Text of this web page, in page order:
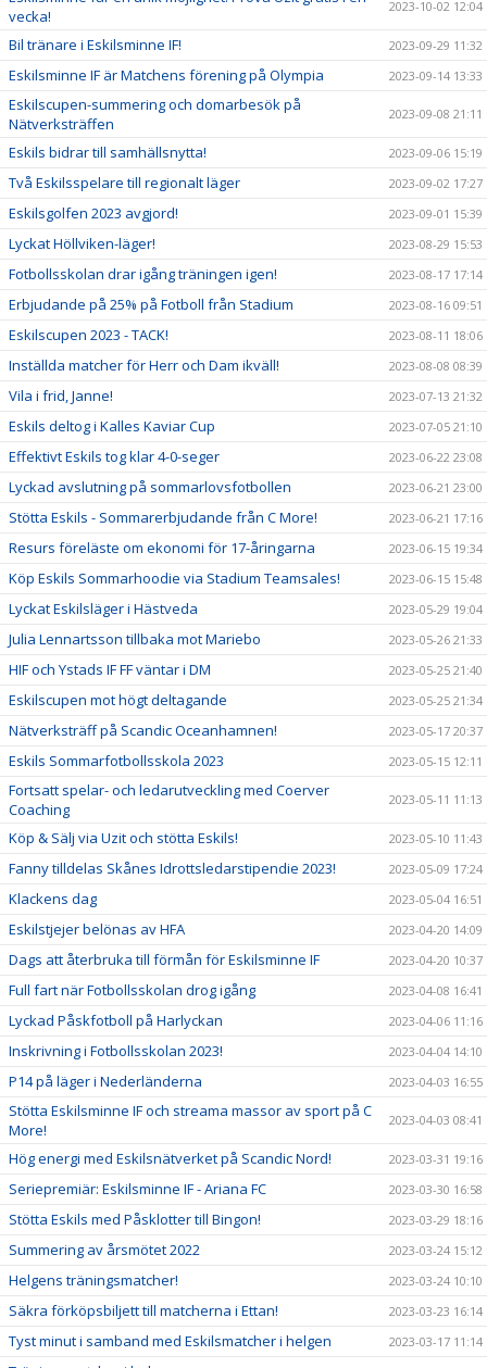
vecka!
2023-10-02 12:04
Bil tränare i Eskilsminne IF! 2023-09-29 11:32
Eskilsminne IF är Matchens förening på Olympia 2023-09-14 13:33
Eskilscupen-summering och domarbesök på
Nätverksträffen
2023-09-08 21:11
Eskils bidrar till samhällsnytta! 2023-09-06 15:19
Två Eskilsspelare till regionalt läger 2023-09-02 17:27
Eskilsgolfen 2023 avgjord! 2023-09-01 15:39
Lyckat Höllviken-läger! 2023-08-29 15:53
Fotbollsskolan drar igång träningen igen! 2023-08-17 17:14
Erbjudande på 25% på Fotboll från Stadium 2023-08-16 09:51
Eskilscupen 2023 - TACK! 2023-08-11 18:06
Inställda matcher för Herr och Dam ikväll! 2023-08-08 08:39
Vila i frid, Janne! 2023-07-13 21:32
Eskils deltog i Kalles Kaviar Cup 2023-07-05 21:10
Effektivt Eskils tog klar 4-0-seger 2023-06-22 23:08
Lyckad avslutning på sommarlovsfotbollen 2023-06-21 23:00
Stötta Eskils - Sommarerbjudande från C More! 2023-06-21 17:16
Resurs föreläste om ekonomi för 17-åringarna 2023-06-15 19:34
Köp Eskils Sommarhoodie via Stadium Teamsales! 2023-06-15 15:48
Lyckat Eskilsläger i Hästveda 2023-05-29 19:04
Julia Lennartsson tillbaka mot Mariebo 2023-05-26 21:33
HIF och Ystads IF FF väntar i DM 2023-05-25 21:40
Eskilscupen mot högt deltagande 2023-05-25 21:34
Nätverksträff på Scandic Oceanhamnen! 2023-05-17 20:37
Eskils Sommarfotbollsskola 2023 2023-05-15 12:11
Fortsatt spelar- och ledarutveckling med Coerver
Coaching
2023-05-11 11:13
Köp & Sälj via Uzit och stötta Eskils! 2023-05-10 11:43
Fanny tilldelas Skånes Idrottsledarstipendie 2023! 2023-05-09 17:24
Klackens dag 2023-05-04 16:51
Eskilstjejer belönas av HFA 2023-04-20 14:09
Dags att återbruka till förmån för Eskilsminne IF 2023-04-20 10:37
Full fart när Fotbollsskolan drog igång 2023-04-08 16:41
Lyckad Påskfotboll på Harlyckan 2023-04-06 11:16
Inskrivning i Fotbollsskolan 2023! 2023-04-04 14:10
P14 på läger i Nederländerna 2023-04-03 16:55
Stötta Eskilsminne IF och streama massor av sport på C
More!
2023-04-03 08:41
Hög energi med Eskilsnätverket på Scandic Nord! 2023-03-31 19:16
Seriepremiär: Eskilsminne IF - Ariana FC 2023-03-30 16:58
Stötta Eskils med Påsklotter till Bingon! 2023-03-29 18:16
Summering av årsmötet 2022 2023-03-24 15:12
Helgens träningsmatcher! 2023-03-24 10:10
Säkra förköpsbiljett till matcherna i Ettan! 2023-03-23 16:14
Tyst minut i samband med Eskilsmatcher i helgen 2023-03-17 11:14